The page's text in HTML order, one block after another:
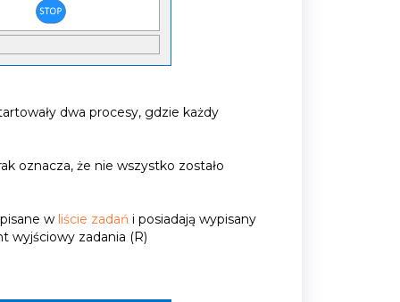
dwa procesy, gdzie każdy
oznacza, że nie wszystko zostało
w liście zadań i posiadają wypisany
wyjściowy zadania (R)